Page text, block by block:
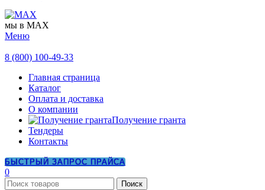
мы в MAX
Меню
8 (800) 100-49-33
Главная страница
Каталог
Оплата и доставка
О компании
Получение гранта
Тендеры
Контакты
БЫСТРЫЙ ЗАПРОС ПРАЙСА
0
Поиск